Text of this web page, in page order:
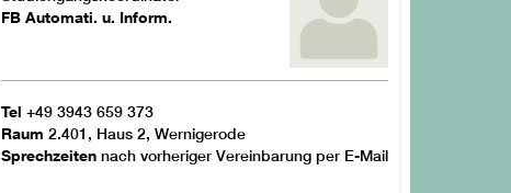
FB Automati. u. Inform.
Tel +49 3943 659 373
Raum 2.401, Haus 2, Wernigerode
Sprechzeiten nach vorheriger Vereinbarung per E-Mail